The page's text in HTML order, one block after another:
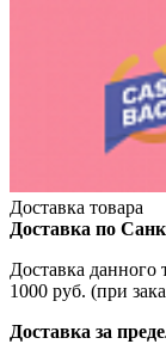
Доставка товара
Доставка по
Доставка данного
1000 руб. (при
Доставка за